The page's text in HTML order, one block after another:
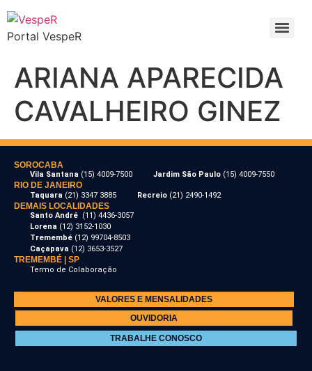
Portal VespeR
ARIANA APARECIDA
CAVALHEIRO GINEZ
SOROCABA
Vila Santana (15) 4009-7500 Jardim São Paulo (15) 4009-7550
RIO DE JANEIRO
Taquara (21) 3347 3885 Recreio (21) 2490-1492
DEMAIS LOCALIDADES
Santo André (11) 4436-3057
Lorena (12) 3152-1030
Tremembé (12) 99704-8503
Caçapava (12) 3653-3527
TREMEMBÉ | SP
Termo de Colaboração
VALORES E MENSALIDADES
OUVIDORIA
TRABALHE CONOSCO